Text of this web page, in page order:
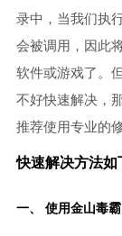
录中，当我们执
会被调用，因此
软件或游戏了。
不好快速解决，
推荐使用专业的
快速解决方法如
一、 使用金山毒霸